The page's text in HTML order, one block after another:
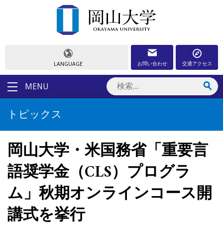
LANGUAGE お問い合わせ 交通アクセス
MENU
トピックス
岡山大学・米国務省「重要言
語奨学金（CLS）プログラ
ム」秋期オンラインコース開
講式を挙行